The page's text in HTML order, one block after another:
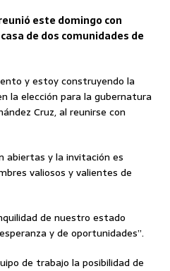
este domingo con
de dos comunidades de
y estoy construyendo la
la elección para la gubernatura
Cruz, al reunirse con
abiertas y la invitación es
valiosos y valientes de
de nuestro estado
y de oportunidades”.
de trabajo la posibilidad de